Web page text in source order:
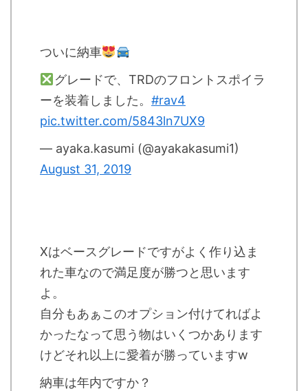
ついに納車
グレードで、TRDのフロントスポイラ
ーを装着しました。 #rav4
pic.twitter.com/5843ln7UX9
— ayaka.kasumi (@ayakakasumi1)
August 31, 2019
Xはベースグレードですがよく作り込ま
れた車なので満足度が勝つと思います
よ。
自分もあぁこのオプション付けてればよ
かったなって思う物はいくつかあります
けどそれ以上に愛着が勝っていますw
納車は年内ですか？